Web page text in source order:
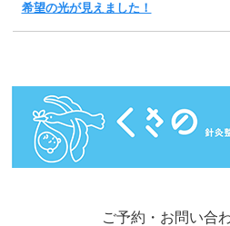
希望の光が見えました！
ご予約・お問い合